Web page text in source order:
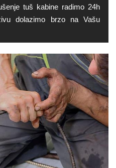
tuš kabine radimo 24h
dolazimo brzo na Vašu